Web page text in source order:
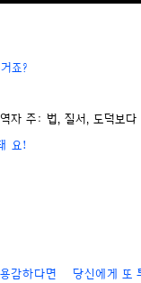
죠?
자 주: 법, 질서, 도덕보다
요!
용감하다면
당신에게 또